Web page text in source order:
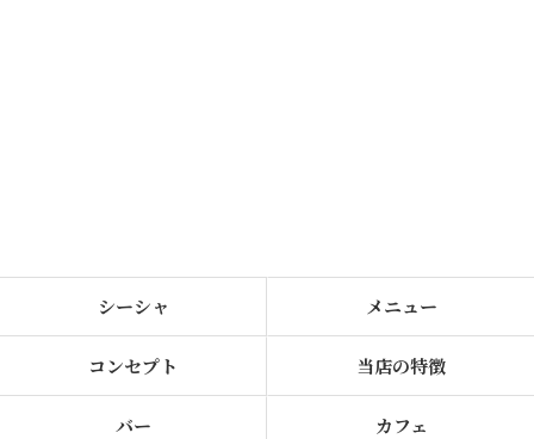
シーシャ メニュー
コンセプト 当店の特徴
バー カフェ